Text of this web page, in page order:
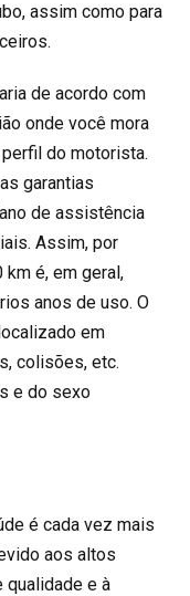
assim como para
de acordo com
onde você mora
do motorista.
garantias
de assistência
Assim, por
é, em geral,
anos de uso. O
em
colisões, etc.
e do sexo
é cada vez mais
aos altos
e à